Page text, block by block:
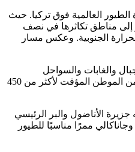
العالمية فوق تركيا. حيث
إلى مناطق تكاثرها في نصف
الجنوبية. وعكس مسار
والغابات والسواحل
والأراضي الرطبة في تركيا وفرة من الموطن المؤقت لأكثر من 450
الأناضول والبر الرئيسي
ممرًا مناسبًا للطيور